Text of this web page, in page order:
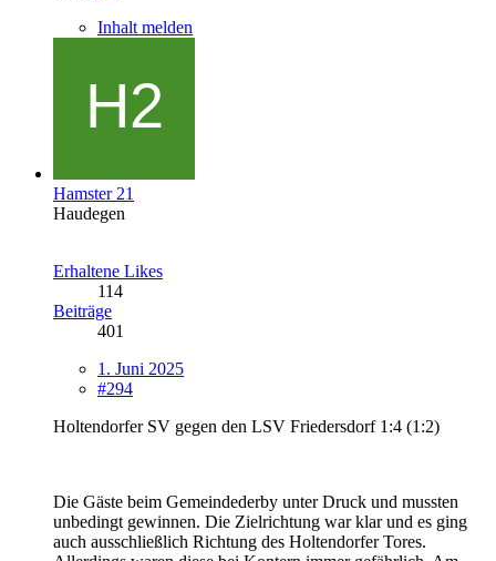
Inhalt melden
Hamster 21
Haudegen
Erhaltene Likes
114
Beiträge
401
1. Juni 2025
#294
Holtendorfer SV gegen den LSV Friedersdorf 1:4 (1:2)
Die Gäste beim Gemeindederby unter Druck und mussten
unbedingt gewinnen. Die Zielrichtung war klar und es ging
auch ausschließlich Richtung des Holtendorfer Tores.